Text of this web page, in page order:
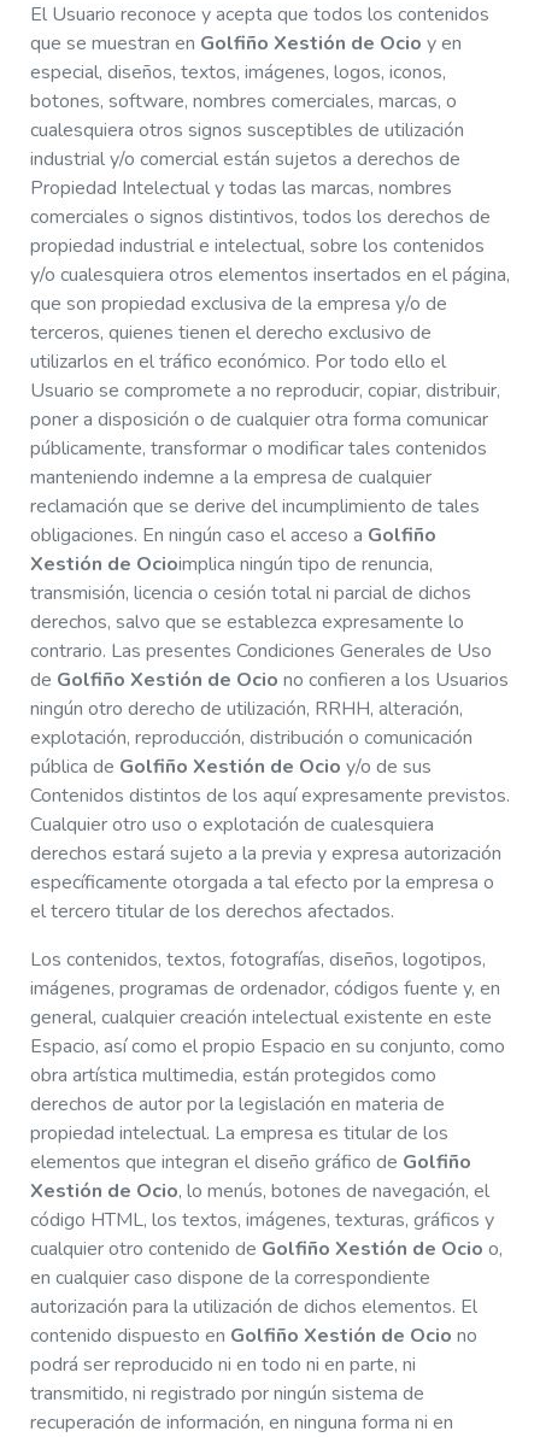
El Usuario reconoce y acepta que todos los contenidos
que se muestran en Golfiño Xestión de Ocio y en
especial, diseños, textos, imágenes, logos, iconos,
botones, software, nombres comerciales, marcas, o
cualesquiera otros signos susceptibles de utilización
industrial y/o comercial están sujetos a derechos de
Propiedad Intelectual y todas las marcas, nombres
comerciales o signos distintivos, todos los derechos de
propiedad industrial e intelectual, sobre los contenidos
y/o cualesquiera otros elementos insertados en el página,
que son propiedad exclusiva de la empresa y/o de
terceros, quienes tienen el derecho exclusivo de
utilizarlos en el tráfico económico. Por todo ello el
Usuario se compromete a no reproducir, copiar, distribuir,
poner a disposición o de cualquier otra forma comunicar
públicamente, transformar o modificar tales contenidos
manteniendo indemne a la empresa de cualquier
reclamación que se derive del incumplimiento de tales
obligaciones. En ningún caso el acceso a Golfiño
Xestión de Ocioimplica ningún tipo de renuncia,
transmisión, licencia o cesión total ni parcial de dichos
derechos, salvo que se establezca expresamente lo
contrario. Las presentes Condiciones Generales de Uso
de Golfiño Xestión de Ocio no confieren a los Usuarios
ningún otro derecho de utilización, RRHH, alteración,
explotación, reproducción, distribución o comunicación
pública de Golfiño Xestión de Ocio y/o de sus
Contenidos distintos de los aquí expresamente previstos.
Cualquier otro uso o explotación de cualesquiera
derechos estará sujeto a la previa y expresa autorización
específicamente otorgada a tal efecto por la empresa o
el tercero titular de los derechos afectados.
Los contenidos, textos, fotografías, diseños, logotipos,
imágenes, programas de ordenador, códigos fuente y, en
general, cualquier creación intelectual existente en este
Espacio, así como el propio Espacio en su conjunto, como
obra artística multimedia, están protegidos como
derechos de autor por la legislación en materia de
propiedad intelectual. La empresa es titular de los
elementos que integran el diseño gráfico de Golfiño
Xestión de Ocio, lo menús, botones de navegación, el
código HTML, los textos, imágenes, texturas, gráficos y
cualquier otro contenido de Golfiño Xestión de Ocio o,
en cualquier caso dispone de la correspondiente
autorización para la utilización de dichos elementos. El
contenido dispuesto en Golfiño Xestión de Ocio no
podrá ser reproducido ni en todo ni en parte, ni
transmitido, ni registrado por ningún sistema de
recuperación de información, en ninguna forma ni en